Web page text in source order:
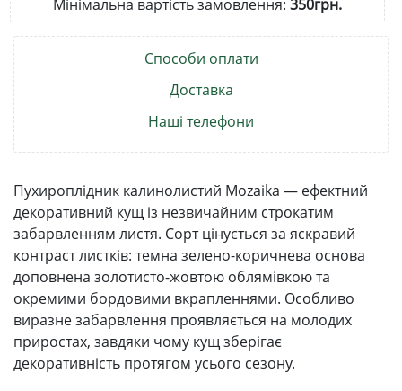
Мінімальна вартість замовлення: 350грн.
Способи оплати
Доставка
Наші телефони
Пухироплідник калинолистий Mozaika — ефектний
декоративний кущ із незвичайним строкатим
забарвленням листя. Сорт цінується за яскравий
контраст листків: темна зелено-коричнева основа
доповнена золотисто-жовтою облямівкою та
окремими бордовими вкрапленнями. Особливо
виразне забарвлення проявляється на молодих
приростах, завдяки чому кущ зберігає
декоративність протягом усього сезону.